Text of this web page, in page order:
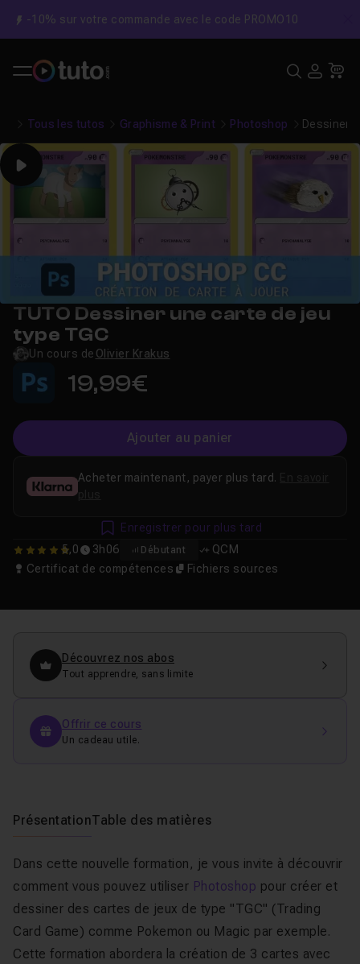
-10% sur votre commande avec le code PROMO10
Tous les tutos Graphisme & Print Photoshop Dessiner
Play
TUTO Dessiner une carte de jeu
type TGC
Un cours de Olivier Krakus
19,99€
Ajouter au panier
5 5,0 3h06 Débutant
QCM
Certificat de compétences
Fichiers sources
Acheter maintenant, payer plus tard.
plus
Enregistrer pour plus tard
Découvrez nos abos
Tout apprendre, sans limite
Offrir ce cours
Un cadeau utile.
PrésentationTable des matières
Dans cette nouvelle formation, je vous invite à découvrir
comment vous pouvez utiliser Photoshop pour créer et
dessiner des cartes de jeux de type "TGC" (Trading
Card Game) comme Pokemon ou Magic par exemple.
Cette formation abordera la création de 3 cartes avec